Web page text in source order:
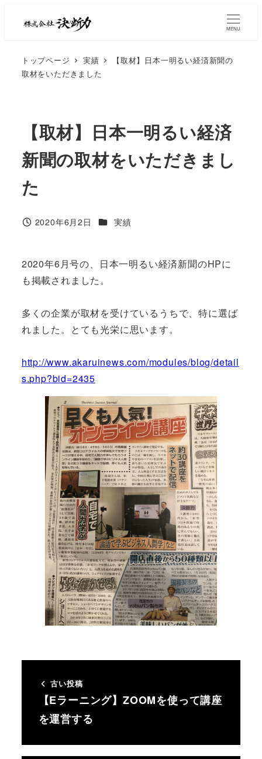
MENU
トップページ 実績
【取材】日本一明るい経済新聞の
取材をいただきました
【取材】日本一明るい経済
新聞の取材をいただきまし
た
2020年6月2日 実績
2020年6月号の、日本一明るい経済新聞のHPに
も掲載されました。
多くの企業が取材を受けているうちで、特に選ば
れました。とても光栄に思います。
http://www.akaruinews.com/modules/blog/detail
s.php?bid=2435
古い投稿
【Eラーニング】ZOOMを使って講座
を運営する